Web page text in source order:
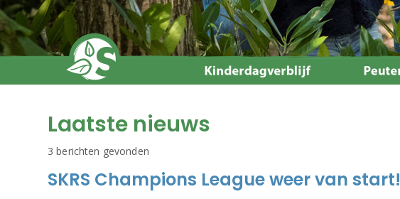
Laatste nieuws
3 berichten gevonden
SKRS Champions League weer van start!